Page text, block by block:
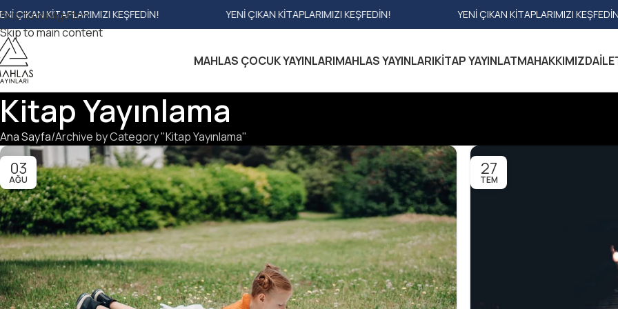
Skip to navigation
Skip to main content
ÇIKAN KITAPLARIMIZI KEŞFEDIN! YENI ÇIKAN KITAPLARIMIZI KEŞFEDIN! YENI ÇIKAN KITAPLARIMIZI
MAHLAS ÇOCUK YAYINLARIMAHLAS YAYINLARIKITAP YAYINLATMAHAKKIMIZDA
Kitap Yayınlama
Ana Sayfa Archive by Category "Kitap Yayınlama"
03
AĞU
27
TEM